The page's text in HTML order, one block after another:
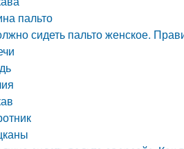
пальто
сидеть пальто женское.